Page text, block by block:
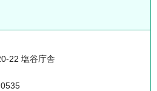
22 塩谷庁舎